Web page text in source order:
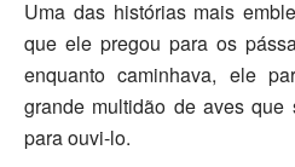
Uma das histórias mais
que ele pregou para os
enquanto caminhava, ele
grande multidão de aves
para ouvi-lo.